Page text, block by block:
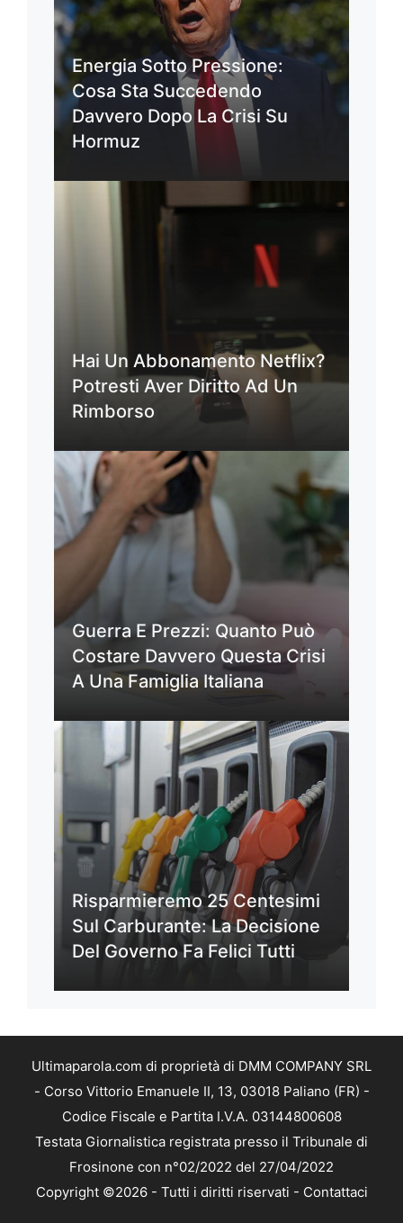
Energia Sotto Pressione:
Cosa Sta Succedendo
Davvero Dopo La Crisi Su
Hormuz
Hai Un Abbonamento Netflix?
Potresti Aver Diritto Ad Un
Rimborso
Guerra E Prezzi: Quanto Può
Costare Davvero Questa Crisi
A Una Famiglia Italiana
Risparmieremo 25 Centesimi
Sul Carburante: La Decisione
Del Governo Fa Felici Tutti
Ultimaparola.com di proprietà di DMM COMPANY SRL
- Corso Vittorio Emanuele II, 13, 03018 Paliano (FR) -
Codice Fiscale e Partita I.V.A. 03144800608
Testata Giornalistica registrata presso il Tribunale di
Frosinone con n°02/2022 del 27/04/2022
Copyright ©2026 - Tutti i diritti riservati - Contattaci